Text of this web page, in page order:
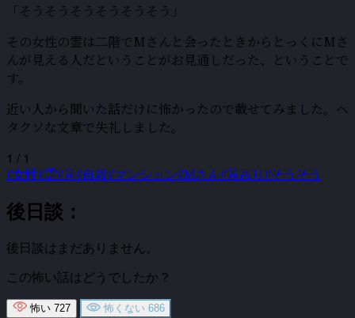
「そうそうそうそうそうそう」
その女性の霊は二階でMさんと会ったときからとっくにMさ
んが見える人だということがお見通しだった、ということで
す。
近い人から聞いた話だけに怖かったので載せてみました。ヘ
タクソな文章で失礼しました。
1 / 1
#女性#霊#音#自殺#マンション#Mさん#首吊り #そうそう
後日談：
後日談はまだありません。
この怖い話はどうでしたか？
怖い 727 怖くない 686